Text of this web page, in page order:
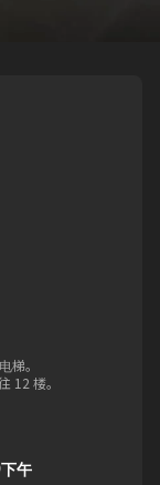
梯。
12 楼。
下午